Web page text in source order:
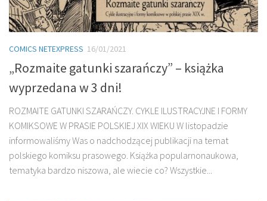
COMICS NETEXPRESS 16/01/2021
„Rozmaite gatunki szarańczy” – książka
wyprzedana w 3 dni!
ROZMAITE GATUNKI SZARAŃCZY. CYKLE ILUSTRACYJNE I FORMY
KOMIKSOWE W PRASIE POLSKIEJ XIX WIEKU W listopadzie
informowaliśmy Was o nadchodzącej publikacji na temat
polskiego komiksu prasowego. Książka popularnonaukowa,
tematyka bardzo niszowa, ale wiecie co? Wszystkie...